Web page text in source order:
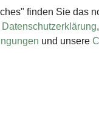
finden Sie das
Datenschutzerklärung,
und unsere